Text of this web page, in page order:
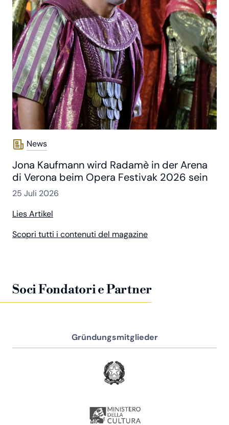
News
Jona Kaufmann wird Radamè in der Arena
di Verona beim Opera Festivak 2026 sein
25 Juli 2026
Lies Artikel
Scopri tutti i contenuti del magazine
Soci Fondatori e Partner
Gründungsmitglieder